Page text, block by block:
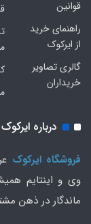
قوانین
راهنمای خرید
از ایرکوک
گالری تصاویر
خریداران
درباره ایرکوک
فروشگاه ایرکوک
وی و اینتایم
ماندگار در ذهن